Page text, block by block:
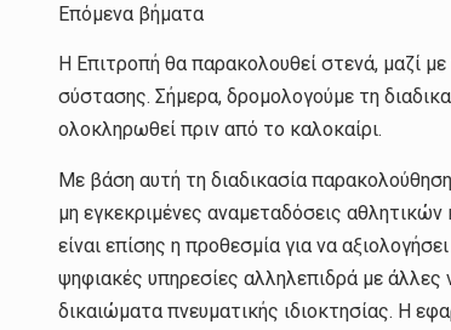
Επόμενα βήματα
Η Επιτροπή θα παρακολουθεί στενά, μαζί
σύστασης. Σήμερα, δρομολογούμε τη
ολοκληρωθεί πριν από το καλοκαίρι.
Με βάση αυτή τη διαδικασία
μη εγκεκριμένες αναμεταδόσεις
είναι επίσης η προθεσμία για να
ψηφιακές υπηρεσίες αλληλεπιδρά με άλλες
δικαιώματα πνευματικής ιδιοκτησίας. Η